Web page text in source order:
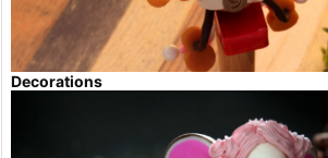
Decorations